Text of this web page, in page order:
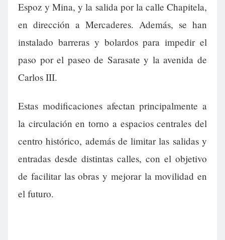
Espoz y Mina, y la salida por la calle Chapitela,
en dirección a Mercaderes. Además, se han
instalado barreras y bolardos para impedir el
paso por el paseo de Sarasate y la avenida de
Carlos III.
Estas modificaciones afectan principalmente a
la circulación en torno a espacios centrales del
centro histórico, además de limitar las salidas y
entradas desde distintas calles, con el objetivo
de facilitar las obras y mejorar la movilidad en
el futuro.